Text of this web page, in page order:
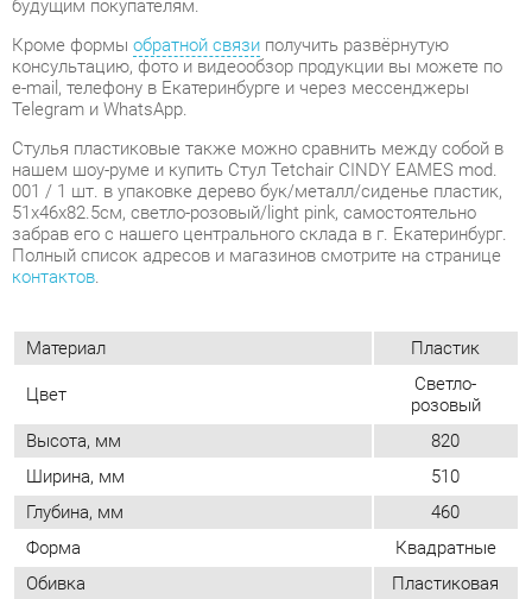
Стулья пластиковые также можно сравнить между собой в
нашем шоу-руме и купить Стул Tetchair CINDY EAMES mod.
001 / 1 шт. в упаковке дерево бук/металл/сиденье пластик,
51x46x82.5см, светло-розовый/light pink, самостоятельно
забрав его с нашего центрального склада в г. Екатеринбург.
Полный список адресов и магазинов смотрите на странице
Материал Пластик
Цвет Светло-
розовый
Ширина, мм
510
Глубина, мм
460
Форма
Квадратные
Обивка
Пластиковая
Мягкая спинка
Нет
Упор для ног
Нет
Возможность регулировать глубину
сиденья
Нет
Стиль
Современный